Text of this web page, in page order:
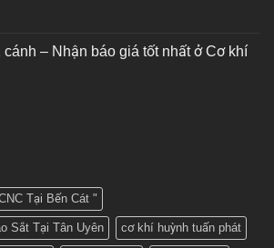
– Nhận báo giá tốt nhất ở Cơ khí
Tại Bến Cát "
Sắt Tại Tân Uyên cơ khí huỳnh tuấn phát